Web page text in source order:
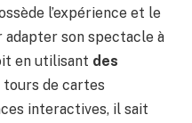
l’expérience et le
adapter son spectacle à
en utilisant des
tours de cartes
interactives, il sait